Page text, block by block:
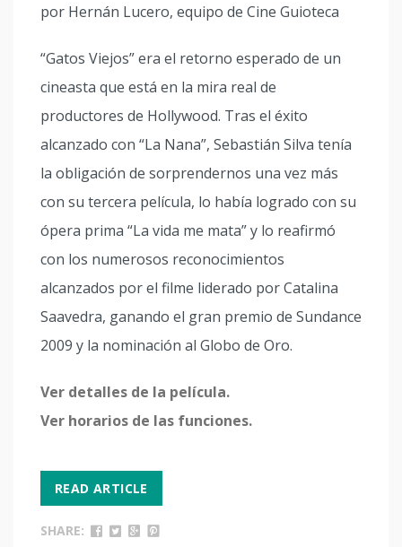
por Hernán Lucero, equipo de Cine Guioteca
“Gatos Viejos” era el retorno esperado de un
cineasta que está en la mira real de
productores de Hollywood. Tras el éxito
alcanzado con “La Nana”, Sebastián Silva tenía
la obligación de sorprendernos una vez más
con su tercera película, lo había logrado con su
ópera prima “La vida me mata” y lo reafirmó
con los numerosos reconocimientos
alcanzados por el filme liderado por Catalina
Saavedra, ganando el gran premio de Sundance
2009 y la nominación al Globo de Oro.
Ver detalles de la película.
Ver horarios de las funciones.
READ ARTICLE
SHARE: